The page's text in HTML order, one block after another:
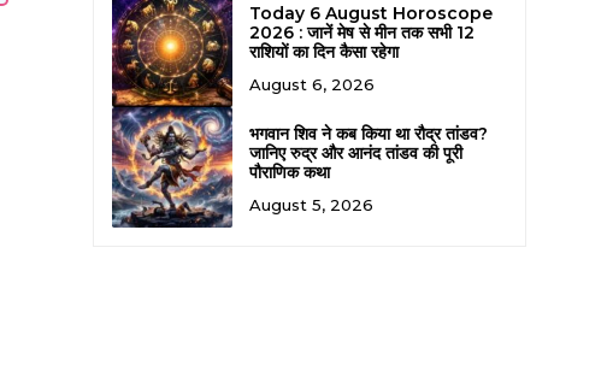
Today 6 August Horoscope
2026 : जानें मेष से मीन तक सभी 12
राशियों का दिन कैसा रहेगा
August 6, 2026
भगवान शिव ने कब किया था रौद्र तांडव?
जानिए रुद्र और आनंद तांडव की पूरी
पौराणिक कथा
August 5, 2026